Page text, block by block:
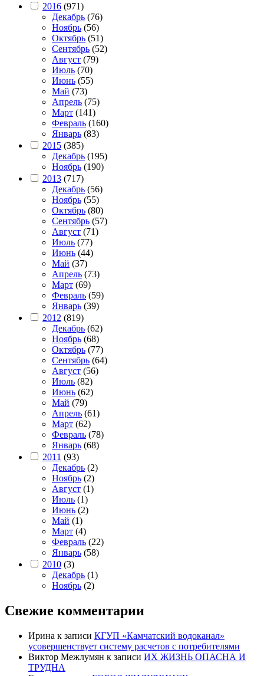
2016 (971)
Декабрь (76)
Ноябрь (56)
Октябрь (51)
Сентябрь (52)
Август (79)
Июль (70)
Июнь (55)
Май (73)
Апрель (75)
Март (141)
Февраль (160)
Январь (83)
2015 (385)
Декабрь (195)
Ноябрь (190)
2013 (717)
Декабрь (56)
Ноябрь (55)
Октябрь (80)
Сентябрь (57)
Август (71)
Июль (77)
Июнь (44)
Май (37)
Апрель (73)
Март (69)
Февраль (59)
Январь (39)
2012 (819)
Декабрь (62)
Ноябрь (68)
Октябрь (77)
Сентябрь (64)
Август (56)
Июль (82)
Июнь (62)
Май (79)
Апрель (61)
Март (62)
Февраль (78)
Январь (68)
2011 (93)
Декабрь (2)
Ноябрь (2)
Август (1)
Июль (1)
Июнь (2)
Май (1)
Март (4)
Февраль (22)
Январь (58)
2010 (3)
Декабрь (1)
Ноябрь (2)
Свежие комментарии
Ирина к записи КГУП «Камчатский водоканал»
усовершенствует систему расчетов с потребителями
Виктор Межлумян к записи ИХ ЖИЗНЬ ОПАСНА И
ТРУДНА